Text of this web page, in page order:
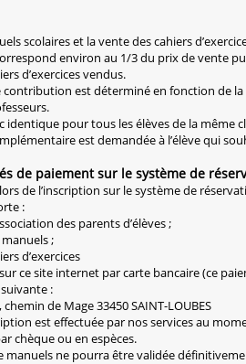
scolaires et la vente des cahiers
environ au 1/3 du prix de vente
d’exercices vendus.
est déterminé en fonction de la
identique pour tous les élèves de la même
est demandée à l’élève qui
de paiement sur le système de
de l’inscription sur le système de
:
des parents d’élèves ;
;
d’exercices
ce site internet par carte bancaire (ce
:
chemin de Mage 33450 SAINT-LOUBES
est effectuée par nos services au
chèque ou en espèces.
manuels ne pourra être validée